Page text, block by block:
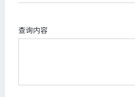
查询内容